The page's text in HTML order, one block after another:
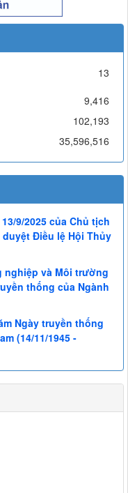
13
9,416
102,193
35,596,516
9/2025 của Chủ tịch
Điều lệ Hội Thủy
nghiệp và Môi trường
thống của Ngành
Ngày truyền thống
(14/11/1945 -